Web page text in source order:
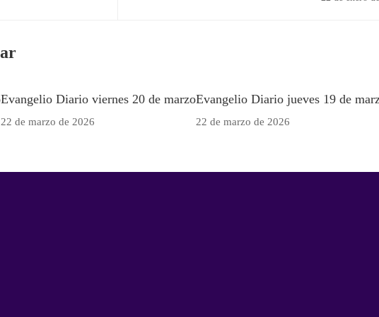
Evangelio Diario viernes 20 de marzo
22 de marzo de 2026
Evangelio Diario jueves 19 de
22 de marzo de 2026